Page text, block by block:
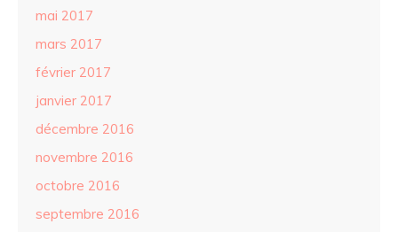
mai 2017
mars 2017
février 2017
janvier 2017
décembre 2016
novembre 2016
octobre 2016
septembre 2016